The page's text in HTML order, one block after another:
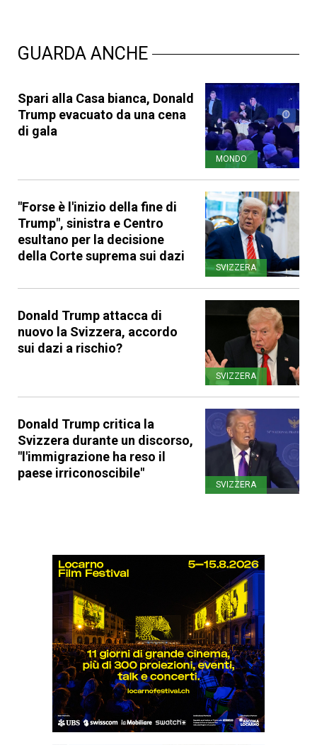
GUARDA ANCHE
Spari alla Casa bianca, Donald
Trump evacuato da una cena
di gala
MONDO
"Forse è l'inizio della fine di
Trump", sinistra e Centro
esultano per la decisione
della Corte suprema sui dazi
SVIZZERA
Donald Trump attacca di
nuovo la Svizzera, accordo
sui dazi a rischio?
SVIZZERA
Donald Trump critica la
Svizzera durante un discorso,
"l'immigrazione ha reso il
paese irriconoscibile"
SVIZZERA